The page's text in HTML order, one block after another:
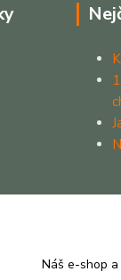
Náš e-shop